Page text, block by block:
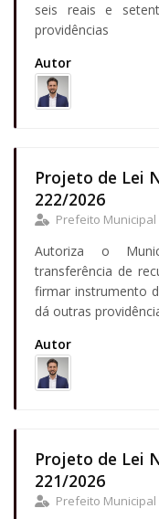
seis reais e
providências
Autor
Projeto de Lei
222/2026
Prefeito Municipal
Autoriza o
transferência de
firmar instrumento
dá outras
Autor
Projeto de Lei
221/2026
Prefeito Municipal